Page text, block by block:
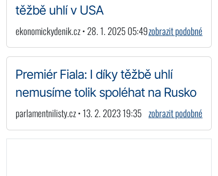
těžbě uhlí v USA
ekonomickydenik.cz • 28. 1. 2025 05:49zobrazit podobné
Premiér Fiala: I díky těžbě uhlí
nemusíme tolik spoléhat na Rusko
parlamentnilisty.cz • 13. 2. 2023 19:35 zobrazit podobné